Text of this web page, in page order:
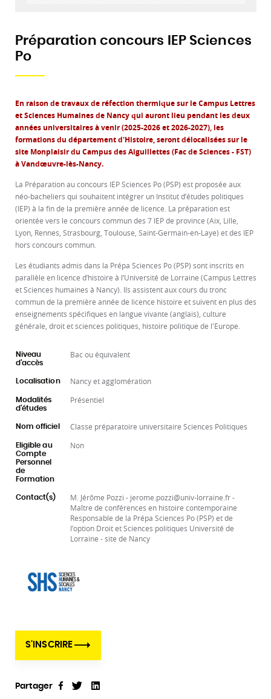
Préparation concours IEP Sciences
Po
En raison de travaux de réfection thermique sur le Campus Lettres
et Sciences Humaines de Nancy qui auront lieu pendant les deux
années universitaires à venir (2025-2026 et 2026-2027), les
formations du département d'Histoire, seront délocalisées sur le
site Monplaisir du Campus des Aiguillettes (Fac de Sciences - FST)
à Vandœuvre-lès-Nancy.
La Préparation au concours IEP Sciences Po (PSP) est proposée aux
néo-bacheliers qui souhaitent intégrer un Institut d’études politiques
(IEP) à la fin de la première année de licence. La préparation est
orientée vers le concours commun des 7 IEP de province (Aix, Lille,
Lyon, Rennes, Strasbourg, Toulouse, Saint-Germain-en-Laye) et des IEP
hors concours commun.
Les étudiants admis dans la Prépa Sciences Po (PSP) sont inscrits en
parallèle en licence d’histoire à l’Université de Lorraine (Campus Lettres
et Sciences humaines à Nancy). Ils assistent aux cours du tronc
commun de la première année de licence histoire et suivent en plus des
enseignements spécifiques en langue vivante (anglais), culture
générale, droit et sciences politiques, histoire politique de l'Europe.
Niveau
d'accès
Bac ou équivalent
Localisation Nancy et agglomération
Modalités
d'études
Présentiel
Nom officiel Classe préparatoire universitaire Sciences Politiques
Eligible au
Compte
Personnel
de
Formation
Non
Contact(s)
M. Jérôme Pozzi - jerome.pozzi@univ-lorraine.fr -
Maître de conférences en histoire contemporaine
Responsable de la Prépa Sciences Po (PSP) et de
l’option Droit et Sciences politiques Université de
Lorraine - site de Nancy
S'INSCRIRE
Partager PartagerTweet